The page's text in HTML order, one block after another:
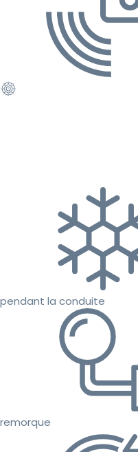
pendant la conduite
remorque